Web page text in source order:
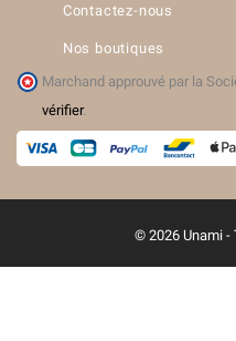
Contactez-nous
Nos boutiques
Marchand approuvé par la
vérifier.
© 2026 Unami -